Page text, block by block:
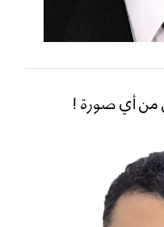
من أي صورة !